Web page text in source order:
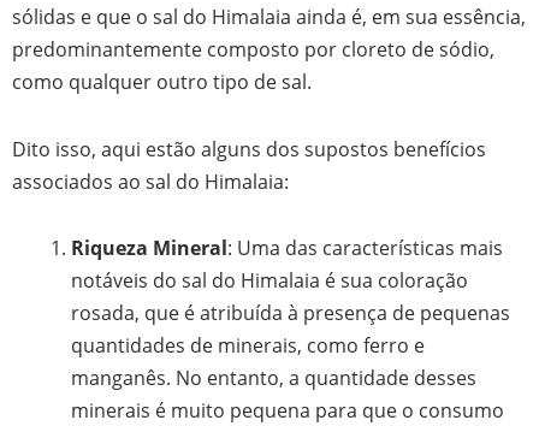
sólidas e que o sal do Himalaia ainda é, em sua essência,
predominantemente composto por cloreto de sódio,
como qualquer outro tipo de sal.
Dito isso, aqui estão alguns dos supostos benefícios
associados ao sal do Himalaia:
Riqueza Mineral: Uma das características mais
notáveis do sal do Himalaia é sua coloração
rosada, que é atribuída à presença de pequenas
quantidades de minerais, como ferro e
manganês. No entanto, a quantidade desses
minerais é muito pequena para que o consumo